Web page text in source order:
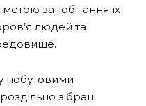
запобігання їх
людей та
побутовими
зібрані